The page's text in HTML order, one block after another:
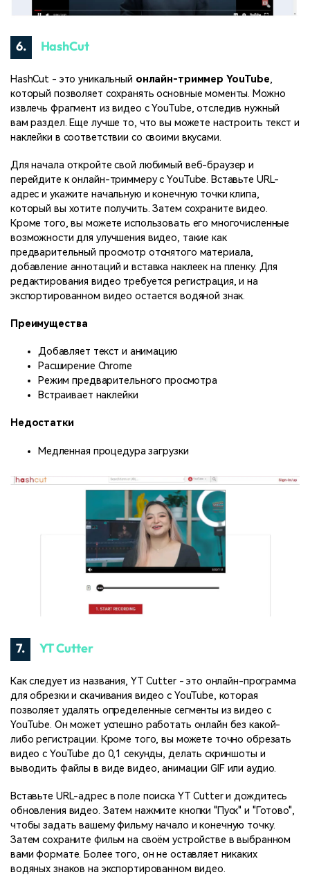
6. HashCut
HashCut - это уникальный онлайн-триммер YouTube,
который позволяет сохранять основные моменты. Можно
извлечь фрагмент из видео с YouTube, отследив нужный
вам раздел. Еще лучше то, что вы можете настроить текст и
наклейки в соответствии со своими вкусами.
Для начала откройте свой любимый веб-браузер и
перейдите к онлайн-триммеру с YouTube. Вставьте URL-
адрес и укажите начальную и конечную точки клипа,
который вы хотите получить. Затем сохраните видео.
Кроме того, вы можете использовать его многочисленные
возможности для улучшения видео, такие как
предварительный просмотр отснятого материала,
добавление аннотаций и вставка наклеек на пленку. Для
редактирования видео требуется регистрация, и на
экспортированном видео остается водяной знак.
Преимущества
Добавляет текст и анимацию
Расширение Chrome
Режим предварительного просмотра
Встраивает наклейки
Недостатки
Медленная процедура загрузки
7. YT Cutter
Как следует из названия, YT Cutter - это онлайн-программа
для обрезки и скачивания видео с YouTube, которая
позволяет удалять определенные сегменты из видео с
YouTube. Он может успешно работать онлайн без какой-
либо регистрации. Кроме того, вы можете точно обрезать
видео с YouTube до 0,1 секунды, делать скриншоты и
выводить файлы в виде видео, анимации GIF или аудио.
Вставьте URL-адрес в поле поиска YT Cutter и дождитесь
обновления видео. Затем нажмите кнопки "Пуск" и "Готово",
чтобы задать вашему фильму начало и конечную точку.
Затем сохраните фильм на своём устройстве в выбранном
вами формате. Более того, он не оставляет никаких
водяных знаков на экспортированном видео.